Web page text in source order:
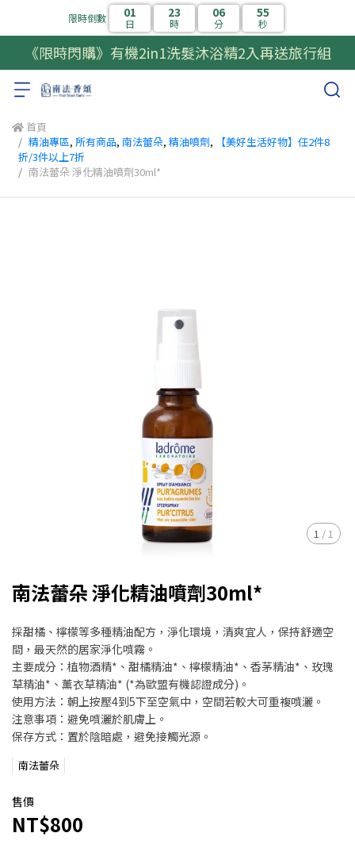
限時倒數 01
日
23
時
06
分
55
秒
《限時閃購》有機2in1洗髮沐浴精2入再送旅行組
首頁
精油專區, 所有商品, 南法蕾朵, 精油噴劑,
【美好生活好物】任2件8
折/3件以上7折
南法蕾朵 淨化精油噴劑30ml*
1 / 1
南法蕾朵 淨化精油噴劑30ml*
採甜橘、檸檬等多種精油配方，淨化環境，清爽宜人，保持舒適空
間，最天然的居家淨化噴霧。
主要成分：植物酒精*、甜橘精油*、檸檬精油*、香茅精油*、玫瑰
草精油*、薰衣草精油* (*為歐盟有機認證成分)。
使用方法：朝上按壓4到5下至空氣中，空間若較大可重複噴灑。
注意事項：避免噴灑於肌膚上。
保存方式：置於陰暗處，避免接觸光源。
南法蕾朵
售價
NT$800